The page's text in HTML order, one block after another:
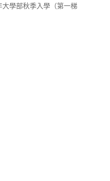
學部秋季入學（第一梯